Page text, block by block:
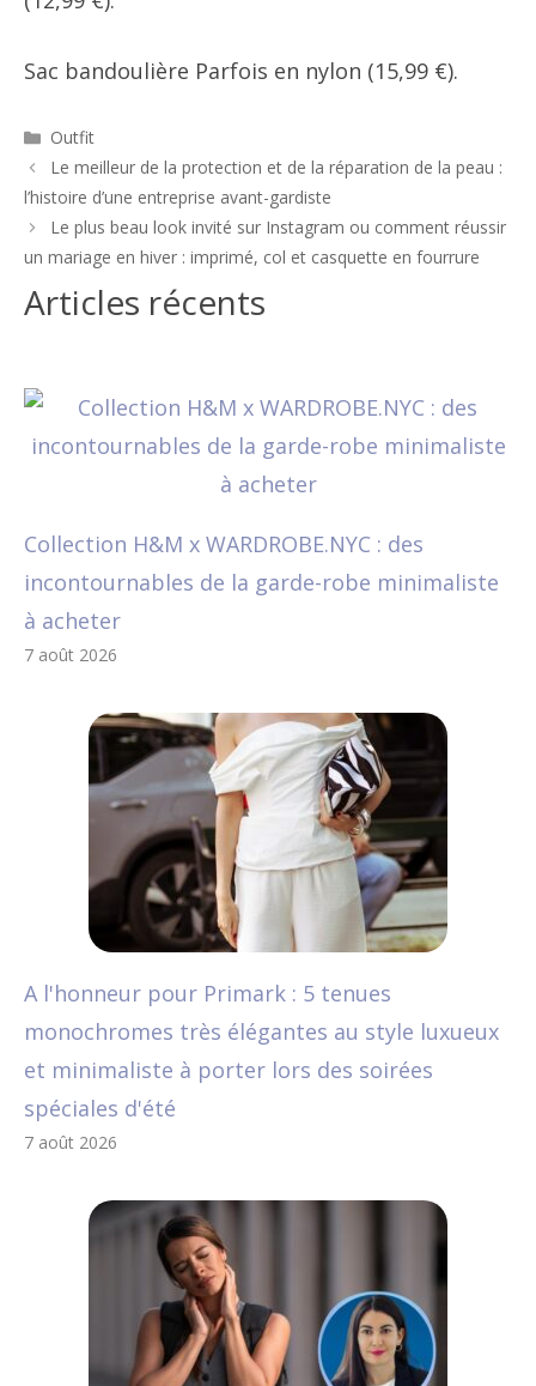
Sac bandoulière Parfois en nylon (15,99 €).
Catégories
Outfit
Navigation
des
Le meilleur de la protection et de la réparation de la peau :
l’histoire d’une entreprise avant-gardiste
Le plus beau look invité sur Instagram ou comment réussir
un mariage en hiver : imprimé, col et casquette en fourrure
Articles récents
Collection H&M x WARDROBE.NYC : des
incontournables de la garde-robe minimaliste
à acheter
7 août 2026
A l'honneur pour Primark : 5 tenues
monochromes très élégantes au style luxueux
et minimaliste à porter lors des soirées
spéciales d'été
7 août 2026